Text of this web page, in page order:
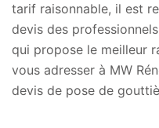
tarif raisonnable, il est
devis des
qui propose le meilleur
vous adresser à MW
devis de pose de